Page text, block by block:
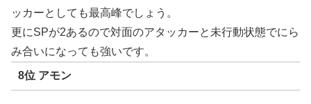
ッカーとしても最高峰でしょう。
更にSPが2あるので対面のアタッカーと未行動状態でにら
み合いになっても強いです。
8位 アモン